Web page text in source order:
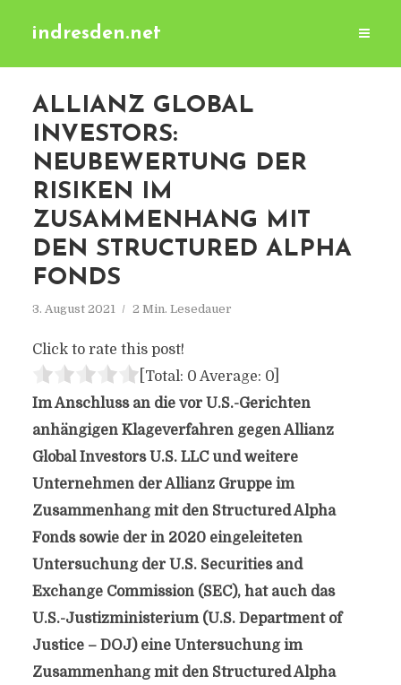
indresden.net
ALLIANZ GLOBAL
INVESTORS:
NEUBEWERTUNG DER
RISIKEN IM
ZUSAMMENHANG MIT
DEN STRUCTURED ALPHA
FONDS
3. August 2021 2 Min. Lesedauer
Click to rate this post!
[Total: 0 Average: 0]
Im Anschluss an die vor U.S.-Gerichten
anhängigen Klageverfahren gegen Allianz
Global Investors U.S. LLC und weitere
Unternehmen der Allianz Gruppe im
Zusammenhang mit den Structured Alpha
Fonds sowie der in 2020 eingeleiteten
Untersuchung der U.S. Securities and
Exchange Commission (SEC), hat auch das
U.S.-Justizministerium (U.S. Department of
Justice – DOJ) eine Untersuchung im
Zusammenhang mit den Structured Alpha